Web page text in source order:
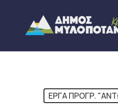
content
ΕΡΓΑ ΠΡΟΓΡ.